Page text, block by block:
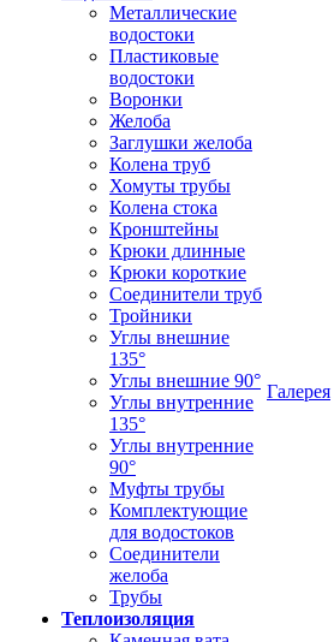
Металлические
водостоки
Пластиковые
водостоки
Воронки
Желоба
Заглушки желоба
Колена труб
Хомуты трубы
Колена стока
Кронштейны
Крюки длинные
Крюки короткие
Соединители труб
Тройники
Углы внешние
135°
Углы внешние 90°
Углы внутренние
135°
Углы внутренние
90°
Муфты трубы
Комплектующие
для водостоков
Соединители
желоба
Трубы
Теплоизоляция
Галерея